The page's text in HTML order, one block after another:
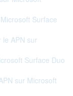
Surface
APN sur
Surface Duo
sur Microsoft